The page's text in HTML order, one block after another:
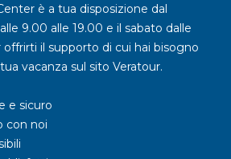
è a tua disposizione dal
9.00 alle 19.00 e il sabato dalle
offrirti il supporto di cui hai bisogno
vacanza sul sito Veratour.
e sicuro
con noi